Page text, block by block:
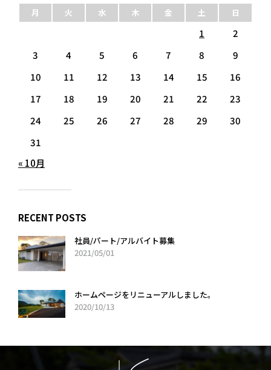
月 火 水 木 金 土 日
1
2
3
4 5 6 7 8
9
10
11 12 13 14 15
16
17
18 19 20 21 22
23
24
25 26 27 28 29
30
31
« 10月
RECENT POSTS
社員/パート/アルバイト募集
2021/05/01
ホームページをリニューアルしました。
2020/10/13